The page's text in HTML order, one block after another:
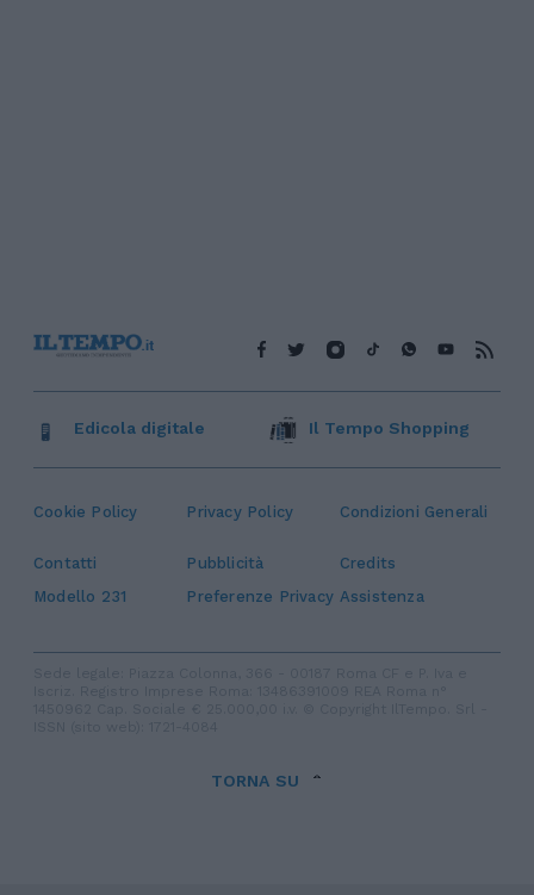
Cookie Policy Privacy Policy Condizioni Generali
Contatti Pubblicità
Credits
Modello 231
Preferenze Privacy Assistenza
Edicola digitale Il Tempo Shopping
TORNA SU